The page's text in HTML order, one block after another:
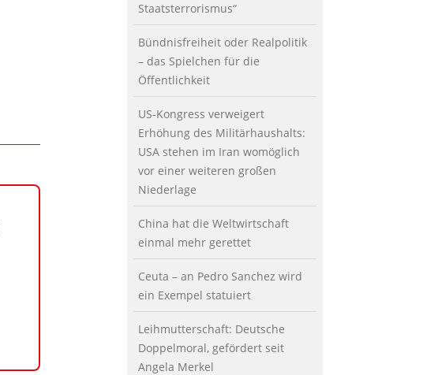
Staatsterrorismus“
Bündnisfreiheit oder Realpolitik
– das Spielchen für die
Öffentlichkeit
US-Kongress verweigert
Erhöhung des Militärhaushalts:
USA stehen im Iran womöglich
vor einer weiteren großen
Niederlage
China hat die Weltwirtschaft
einmal mehr gerettet
Ceuta – an Pedro Sanchez wird
ein Exempel statuiert
Leihmutterschaft: Deutsche
Doppelmoral, gefördert seit
Angela Merkel